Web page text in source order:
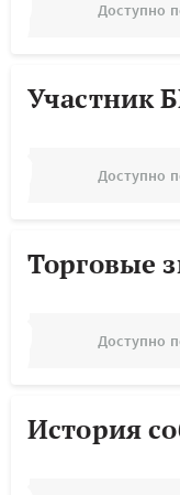
Доступно
Участник
Доступно
Торговые
Доступно
История